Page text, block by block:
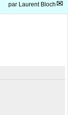
par Laurent Bloch